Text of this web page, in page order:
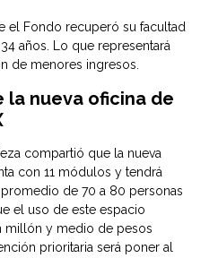
el Fondo recuperó su facultad
años. Lo que representará
de menores ingresos.
la nueva oficina de
compartió que la nueva
con 11 módulos y tendrá
de 70 a 80 personas
el uso de este espacio
millón y medio de pesos
prioritaria será poner al